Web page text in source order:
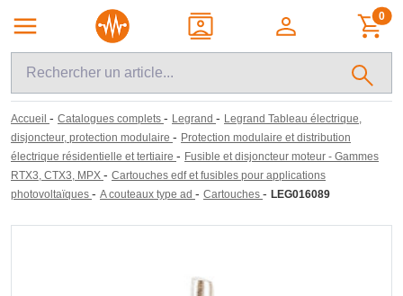
0
Accueil - Catalogues complets - Legrand - Legrand Tableau électrique,
disjoncteur, protection modulaire - Protection modulaire et distribution
électrique résidentielle et tertiaire - Fusible et disjoncteur moteur - Gammes
RTX3, CTX3, MPX - Cartouches edf et fusibles pour applications
photovoltaïques - A couteaux type ad - Cartouches - LEG016089